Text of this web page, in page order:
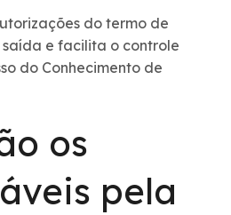
do termo de
e facilita o controle
do Conhecimento de
os
pela